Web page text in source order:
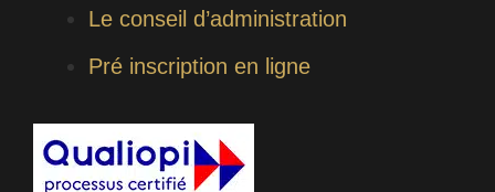
l’internat, et c’est
bénéfique pour tous.
Le conseil d’administration
Pré inscription en ligne